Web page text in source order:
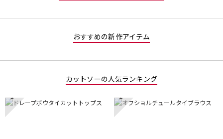
おすすめの新作アイテム
カットソーの人気ランキング
1 2